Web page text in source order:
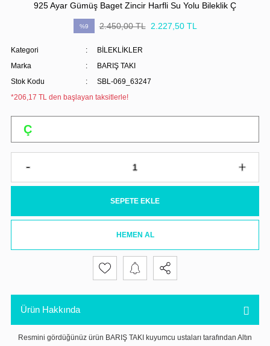
925 Ayar Gümüş Baget Zincir Harfli Su Yolu Bileklik Ç
%9 2.450,00 TL 2.227,50 TL
Kategori
BİLEKLİKLER
Marka
BARIŞ TAKI
Stok Kodu
SBL-069_63247
*206,17 TL den başlayan taksitlerle!
SEPETE EKLE
HEMEN AL
Ürün Hakkında
Resmini gördüğünüz ürün BARIŞ TAKI kuyumcu ustaları tarafından Altın